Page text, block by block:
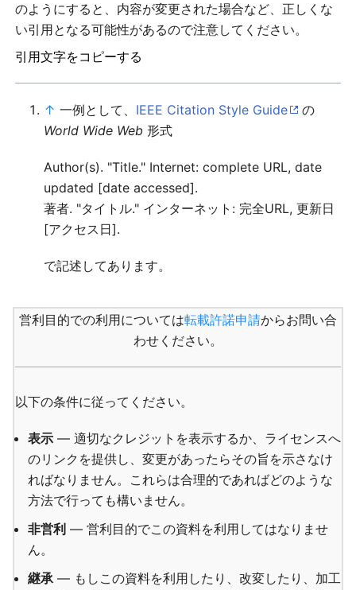
のようにすると、内容が変更された場合など、正しくな
い引用となる可能性があるので注意してください。
引用文字をコピーする
↑ 一例として、 IEEE Citation Style Guide
の
World Wide Web 形式
Author(s). "Title." Internet: complete URL, date
updated [date accessed].
著者. "タイトル." インターネット: 完全URL, 更新日
[アクセス日].
で記述してあります。
営利目的での利用については転載許諾申請からお問い合
わせください。
以下の条件に従ってください。
表示 — 適切なクレジットを表示するか、ライセンスへ
のリンクを提供し、変更があったらその旨を示さなけ
ればなりません。これらは合理的であればどのような
方法で行っても構いません。
非営利 — 営利目的でこの資料を利用してはなりませ
ん。
継承— もしこの資料を利用したり、改変したり、加工